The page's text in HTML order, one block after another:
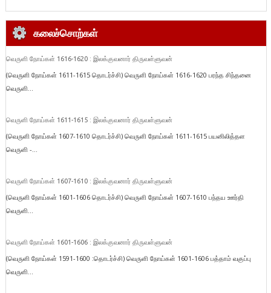
கலைச்சொற்கள்
வெருளி நோய்கள் 1616-1620 : இலக்குவனார் திருவள்ளுவன்
(வெருளி நோய்கள் 1611-1615 தொடர்ச்சி) வெருளி நோய்கள் 1616-1620 பரந்த சிந்தனை
வெருளி...
வெருளி நோய்கள் 1611-1615 : இலக்குவனார் திருவள்ளுவன்
(வெருளி நோய்கள் 1607-1610 தொடர்ச்சி) வெருளி நோய்கள் 1611-1615 பயனிலித்தள
வெருளி -...
வெருளி நோய்கள் 1607-1610 : இலக்குவனார் திருவள்ளுவன்
(வெருளி நோய்கள் 1601-1606 தொடர்ச்சி) வெருளி நோய்கள் 1607-1610 பந்தய ஊர்தி
வெருளி...
வெருளி நோய்கள் 1601-1606 : இலக்குவனார் திருவள்ளுவன்
(வெருளி நோய்கள் 1591-1600 :தொடர்ச்சி) வெருளி நோய்கள் 1601-1606 பத்தாம் வகுப்பு
வெருளி...